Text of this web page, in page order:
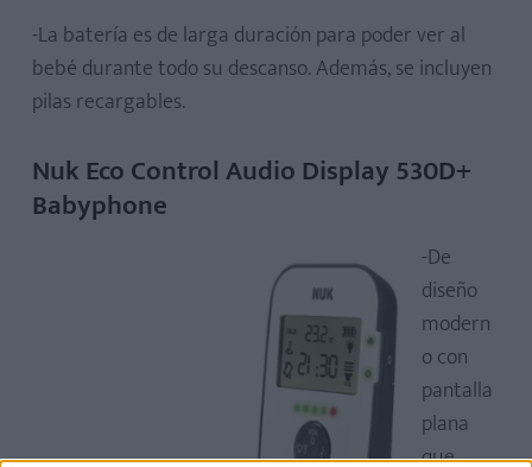
-La batería es de larga duración para poder ver al
bebé durante todo su descanso. Además, se incluyen
pilas recargables.
Nuk Eco Control Audio Display 530D+
Babyphone
-De
diseño
modern
o con
pantalla
plana
que